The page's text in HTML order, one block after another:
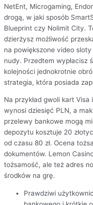
NetEnt, Microgaming,
drogą, w jaki sposób
Blueprint czy Nolimit City.
dzierżysz możliwość
na powiększone video
nudy. Przedtem wypłacisz
kolejności jednokrotnie
strategia, która posiada
Na przykład gwoli kart
wynosi dziesięć PLN, a
przelewy bankowe mogą
depozytu kosztuje 20
od czasu 80 zł. Ocena
dokumentów. Lemon
tożsamość, ale też adres
środków na grę.
Prawdziwi